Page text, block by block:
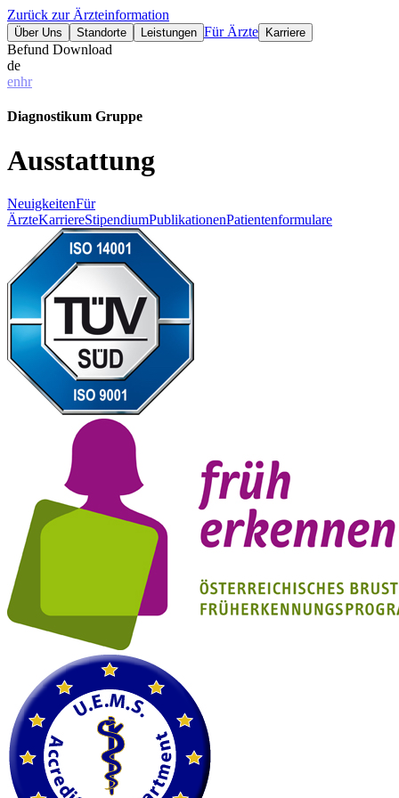
Zurück zur Ärzteinformation
Über Uns Standorte Leistungen Für Ärzte Karriere
Befund Download
de
enhr
Diagnostikum Gruppe
Ausstattung
NeuigkeitenFür
ÄrzteKarriereStipendiumPublikationenPatientenformulare